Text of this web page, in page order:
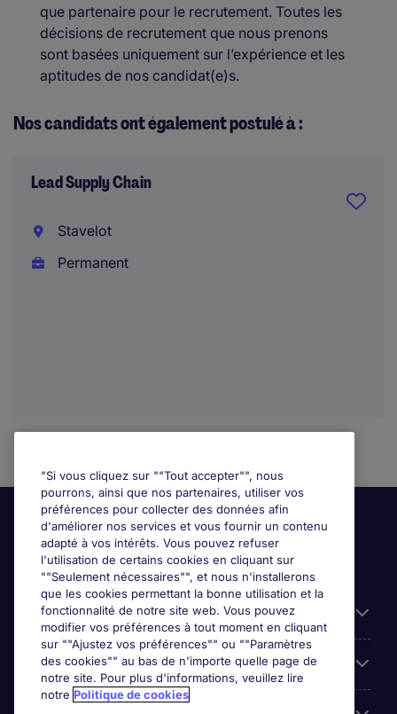
que partenaire pour le recrutement. Toutes les
décisions de recrutement que nous prenons
sont basées uniquement sur l’expérience et les
aptitudes de nos candidat(e)s.
Nos candidats ont également postulé à :
Lead Supply Chain
Stavelot
Permanent
Liens utiles
Prix
"Si vous cliquez sur ""Tout accepter"", nous
pourrons, ainsi que nos partenaires, utiliser vos
préférences pour collecter des données afin
d'améliorer nos services et vous fournir un contenu
adapté à vos intérêts. Vous pouvez refuser
l'utilisation de certains cookies en cliquant sur
""Seulement nécessaires"", et nous n'installerons
que les cookies permettant la bonne utilisation et la
fonctionnalité de notre site web. Vous pouvez
modifier vos préférences à tout moment en cliquant
sur ""Ajustez vos préférences"" ou ""Paramètres
des cookies"" au bas de n'importe quelle page de
notre site. Pour plus d'informations, veuillez lire
notre Politique de cookies